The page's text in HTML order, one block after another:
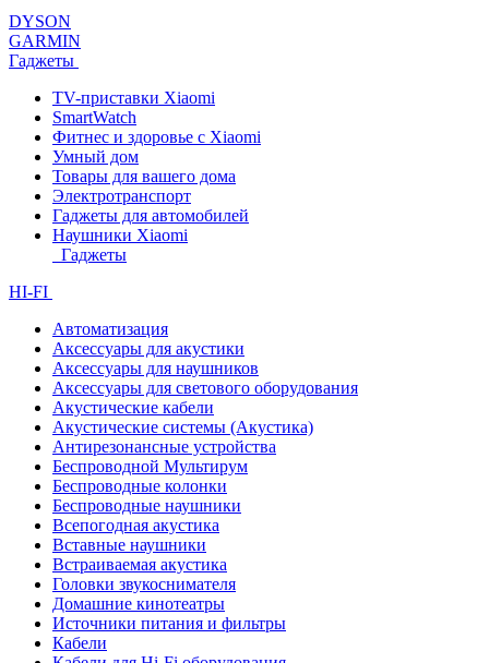
DYSON
GARMIN
Гаджеты
TV-приставки Xiaomi
SmartWatch
Фитнес и здоровье с Xiaomi
Умный дом
Товары для вашего дома
Электротранспорт
Гаджеты для автомобилей
Наушники Xiaomi
Гаджеты
HI-FI
Автоматизация
Аксессуары для акустики
Аксессуары для наушников
Аксессуары для светового оборудования
Акустические кабели
Акустические системы (Акустика)
Антирезонансные устройства
Беспроводной Мультирум
Беспроводные колонки
Беспроводные наушники
Всепогодная акустика
Вставные наушники
Встраиваемая акустика
Головки звукоснимателя
Домашние кинотеатры
Источники питания и фильтры
Кабели